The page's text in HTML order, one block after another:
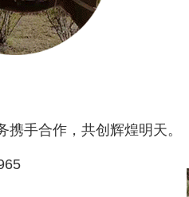
手合作，共创辉煌明天。